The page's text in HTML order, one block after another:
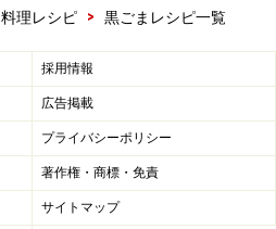
料理レシピ > 黒ごまレシピ一覧
採用情報
広告掲載
プライバシーポリシー
著作権・商標・免責
サイトマップ